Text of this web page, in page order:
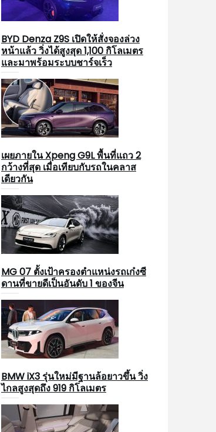
BYD Denza Z9S เปิดให้สั่งจองล่วง
หน้าแล้ว วิ่งได้สูงสุด 1,100 กิโลเมตร
และมาพร้อมระบบชาร์จเร็ว
เผยภายใน Xpeng G9L พื้นที่แถว 2
กว้างที่สุด เมื่อเทียบกับรถในคลาส
เดียวกัน
MG 07 ตั้งเป้าครองตำแหน่งรถเก๋งซี
ดานที่ขายดีเป็นอันดับ 1 ของจีน
BMW iX3 รุ่นใหม่มีฐานล้อยาวขึ้น วิ่ง
ไกลสูงสุดถึง 919 กิโลเมตร